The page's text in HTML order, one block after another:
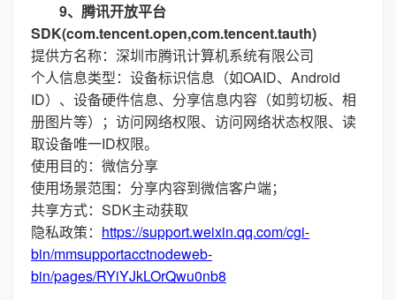
9、腾讯开放平台
SDK(com.tencent.open,com.tencent.tauth)
提供方名称：深圳市腾讯计算机系统有限公司
个人信息类型：设备标识信息（如OAID、Android
ID）、设备硬件信息、分享信息内容（如剪切板、相
册图片等）；访问网络权限、访问网络状态权限、读
取设备唯一ID权限。
使用目的：微信分享
使用场景范围：分享内容到微信客户端；
共享方式：SDK主动获取
隐私政策： https://support.weixin.qq.com/cgi-
bin/mmsupportacctnodeweb-
bin/pages/RYiYJkLOrQwu0nb8